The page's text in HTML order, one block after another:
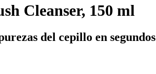
Cleanser, 150 ml
del cepillo en segundos